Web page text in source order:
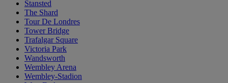
Stansted
The Shard
Tour De Londres
Tower Bridge
Trafalgar Square
Victoria Park
Wandsworth
Wembley Arena
Wembley-Stadion